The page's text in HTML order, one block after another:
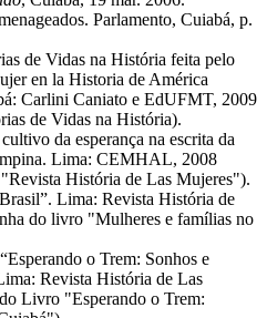
Parlamento, Cuiabá, p.
de Vidas na História feita pelo
en la Historia de América
Carlini Caniato e EdUFMT, 2009
de Vidas na História).
da esperança na escrita da
Lima: CEMHAL, 2008
História de Las Mujeres").
Lima: Revista História de
do livro "Mulheres e famílias no
o Trem: Sonhos e
Revista História de Las
Livro "Esperando o Trem: